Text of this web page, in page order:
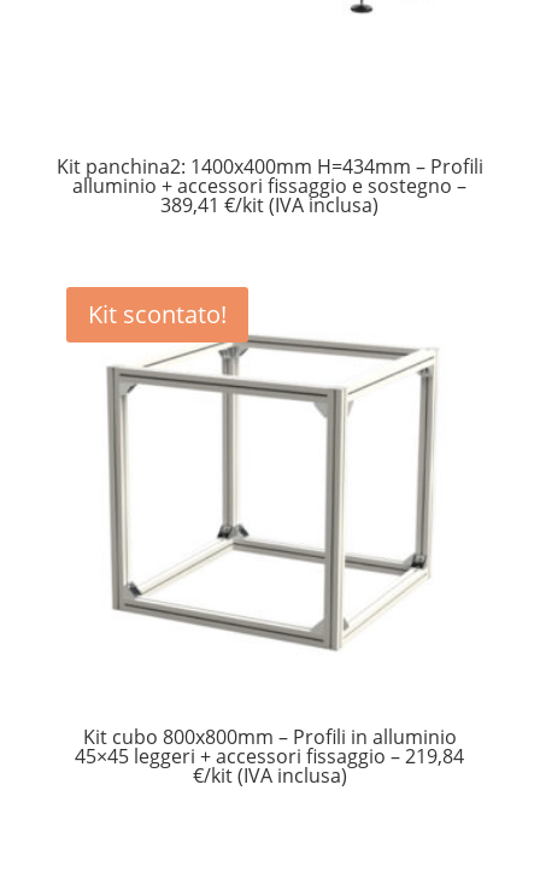
Kit panchina2: 1400x400mm H=434mm – Profili
alluminio + accessori fissaggio e sostegno –
389,41 €/kit (IVA inclusa)
Kit scontato!
Kit cubo 800x800mm – Profili in alluminio
45×45 leggeri + accessori fissaggio – 219,84
€/kit (IVA inclusa)